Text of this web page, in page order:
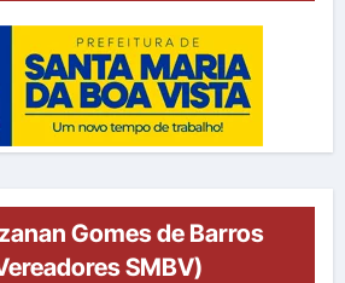
Gomes de Barros
SMBV)